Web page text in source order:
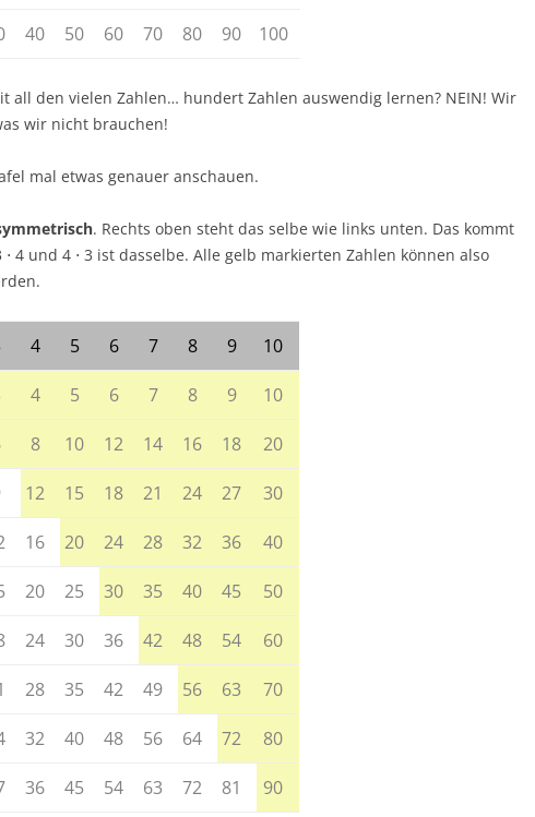
40 50 60 70 80 90 100
all den vielen Zahlen… hundert Zahlen auswendig lernen? NEIN! Wir
wir nicht brauchen!
mal etwas genauer anschauen.
. Rechts oben steht das selbe wie links unten. Das kommt
⋅ 4 und 4 ⋅ 3 ist dasselbe. Alle gelb markierten Zahlen können also
4 5 6 7 8 9 10
4 5 6 7 8 9 10
8 10 12 14 16 18 20
12 15 18 21 24 27 30
16 20 24 28 32 36 40
20 25 30 35 40 45 50
24 30 36 42 48 54 60
28 35 42 49 56 63 70
32 40 48 56 64 72 80
36 45 54 63 72 81 90